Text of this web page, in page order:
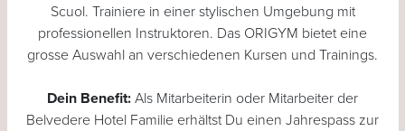
Scuol. Trainiere in einer stylischen Umgebung mit
professionellen Instruktoren. Das ORIGYM bietet eine
grosse Auswahl an verschiedenen Kursen und Trainings.
Dein Benefit: Als Mitarbeiterin oder Mitarbeiter der
Belvedere Hotel Familie erhältst Du einen Jahrespass zur